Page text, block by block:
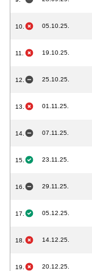
10. 05.10.25.
11. 19.10.25.
12. 25.10.25.
13. 01.11.25.
14. 07.11.25.
15. 23.11.25.
16. 29.11.25.
17. 05.12.25.
18. 14.12.25.
19. 20.12.25.